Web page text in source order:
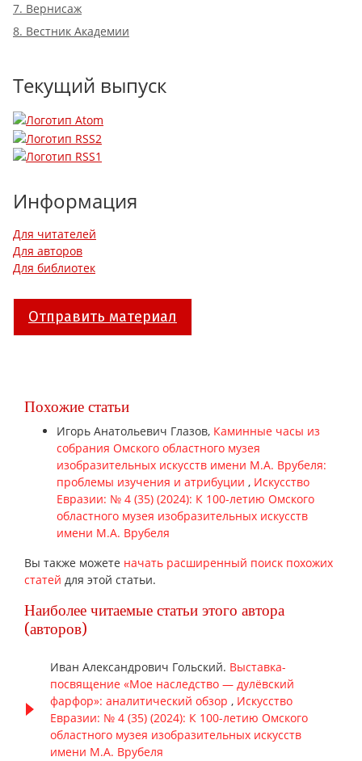
7. Вернисаж
8. Вестник Академии
Текущий выпуск
Информация
Для читателей
Для авторов
Для библиотек
Отправить материал
Похожие статьи
Игорь Анатольевич Глазов, Каминные часы из
собрания Омского областного музея
изобразительных искусств имени М.А. Врубеля:
проблемы изучения и атрибуции , Искусство
Евразии: № 4 (35) (2024): К 100-летию Омского
областного музея изобразительных искусств
имени М.А. Врубеля
Вы также можете начать расширенный поиск похожих
статей для этой статьи.
Наиболее читаемые статьи этого автора
(авторов)
Иван Александрович Гольский. Выставка-
посвящение «Мое наследство — дулёвский
фарфор»: аналитический обзор , Искусство
Евразии: № 4 (35) (2024): К 100-летию Омского
областного музея изобразительных искусств
имени М.А. Врубеля